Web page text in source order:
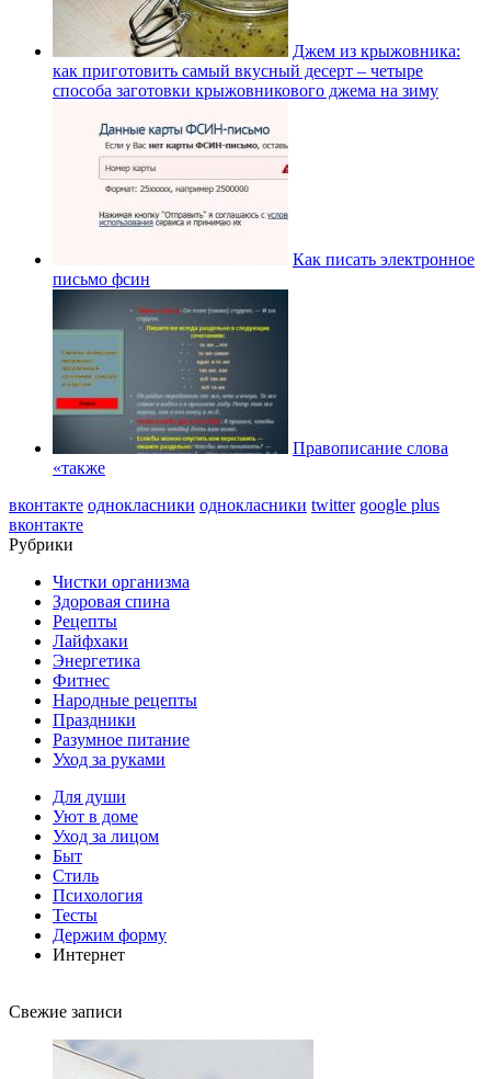
Джем из крыжовника:
как приготовить самый вкусный десерт – четыре
способа заготовки крыжовникового джема на зиму
Как писать электронное
письмо фсин
Правописание слова
«также
вконтакте однокласники однокласники twitter google plus
вконтакте
Рубрики
Чистки организма
Здоровая спина
Рецепты
Лайфхаки
Энергетика
Фитнес
Народные рецепты
Праздники
Разумное питание
Уход за руками
Для души
Уют в доме
Уход за лицом
Быт
Стиль
Психология
Тесты
Держим форму
Интернет
Свежие записи